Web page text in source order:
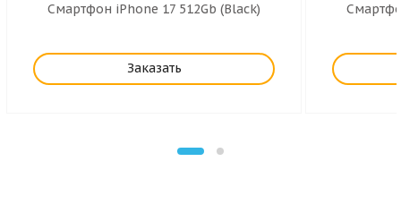
Смартфон iPhone 17 512Gb (Black)
Заказать